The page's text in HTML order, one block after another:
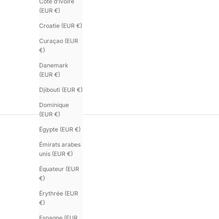
(EUR €)
Croatie (EUR €)
Curaçao (EUR
€)
Danemark
(EUR €)
Djibouti (EUR €)
Dominique
(EUR €)
Égypte (EUR €)
Émirats arabes
unis (EUR €)
Équateur (EUR
€)
Érythrée (EUR
€)